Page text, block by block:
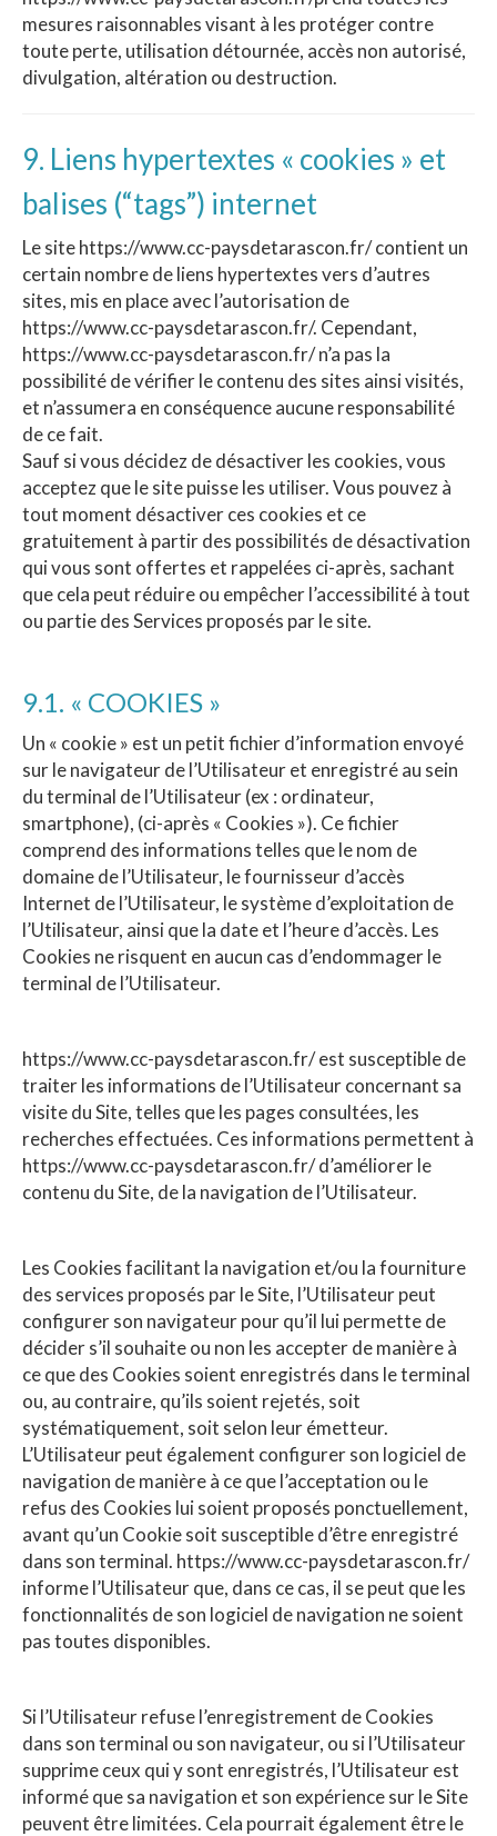
mesures raisonnables visant à les protéger contre
toute perte, utilisation détournée, accès non autorisé,
divulgation, altération ou destruction.
9. Liens hypertextes « cookies » et
balises (“tags”) internet
Le site https://www.cc-paysdetarascon.fr/ contient un
certain nombre de liens hypertextes vers d’autres
sites, mis en place avec l’autorisation de
https://www.cc-paysdetarascon.fr/. Cependant,
https://www.cc-paysdetarascon.fr/ n’a pas la
possibilité de vérifier le contenu des sites ainsi visités,
et n’assumera en conséquence aucune responsabilité
de ce fait.
Sauf si vous décidez de désactiver les cookies, vous
acceptez que le site puisse les utiliser. Vous pouvez à
tout moment désactiver ces cookies et ce
gratuitement à partir des possibilités de désactivation
qui vous sont offertes et rappelées ci-après, sachant
que cela peut réduire ou empêcher l’accessibilité à tout
ou partie des Services proposés par le site.
9.1. « COOKIES »
Un « cookie » est un petit fichier d’information envoyé
sur le navigateur de l’Utilisateur et enregistré au sein
du terminal de l’Utilisateur (ex : ordinateur,
smartphone), (ci-après « Cookies »). Ce fichier
comprend des informations telles que le nom de
domaine de l’Utilisateur, le fournisseur d’accès
Internet de l’Utilisateur, le système d’exploitation de
l’Utilisateur, ainsi que la date et l’heure d’accès. Les
Cookies ne risquent en aucun cas d’endommager le
terminal de l’Utilisateur.
https://www.cc-paysdetarascon.fr/ est susceptible de
traiter les informations de l’Utilisateur concernant sa
visite du Site, telles que les pages consultées, les
recherches effectuées. Ces informations permettent à
https://www.cc-paysdetarascon.fr/ d’améliorer le
contenu du Site, de la navigation de l’Utilisateur.
Les Cookies facilitant la navigation et/ou la fourniture
des services proposés par le Site, l’Utilisateur peut
configurer son navigateur pour qu’il lui permette de
décider s’il souhaite ou non les accepter de manière à
ce que des Cookies soient enregistrés dans le terminal
ou, au contraire, qu’ils soient rejetés, soit
systématiquement, soit selon leur émetteur.
L’Utilisateur peut également configurer son logiciel de
navigation de manière à ce que l’acceptation ou le
refus des Cookies lui soient proposés ponctuellement,
avant qu’un Cookie soit susceptible d’être enregistré
dans son terminal. https://www.cc-paysdetarascon.fr/
informe l’Utilisateur que, dans ce cas, il se peut que les
fonctionnalités de son logiciel de navigation ne soient
pas toutes disponibles.
Si l’Utilisateur refuse l’enregistrement de Cookies
dans son terminal ou son navigateur, ou si l’Utilisateur
supprime ceux qui y sont enregistrés, l’Utilisateur est
informé que sa navigation et son expérience sur le Site
peuvent être limitées. Cela pourrait également être le